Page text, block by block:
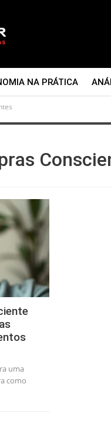
NA PRÁTICA
uma
como